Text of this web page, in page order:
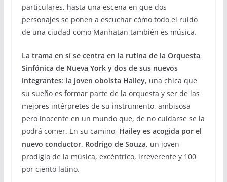
particulares, hasta una escena en que dos
personajes se ponen a escuchar cómo todo el ruido
de una ciudad como Manhatan también es música.
La trama en sí se centra en la rutina de la Orquesta
Sinfónica de Nueva York y dos de sus nuevos
integrantes: la joven oboísta Hailey, una chica que
su sueño es formar parte de la orquesta y ser de las
mejores intérpretes de su instrumento, ambisosa
pero inocente en un mundo que, de no cuidarse se la
podrá comer. En su camino, Hailey es acogida por el
nuevo conductor, Rodrigo de Souza, un joven
prodigio de la música, excéntrico, irreverente y 100
por ciento latino.